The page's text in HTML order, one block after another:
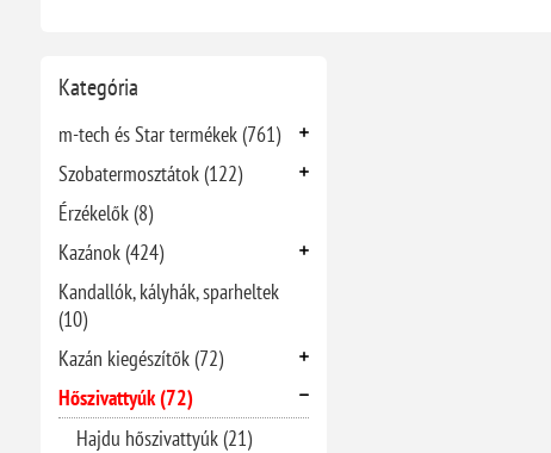
Kategória
m-tech és Star termékek (761)
Szobatermosztátok (122)
Érzékelők (8)
Kazánok (424)
Kandallók, kályhák, sparheltek
(10)
Kazán kiegészítők (72)
Hőszivattyúk (72)
Hajdu hőszivattyúk (21)